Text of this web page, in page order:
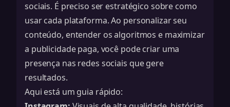
sociais. É preciso ser estratégico sobre como
usar cada plataforma. Ao personalizar seu
conteúdo, entender os algoritmos e maximizar
a publicidade paga, você pode criar uma
presença nas redes sociais que gere
resultados.
Aqui está um guia rápido: